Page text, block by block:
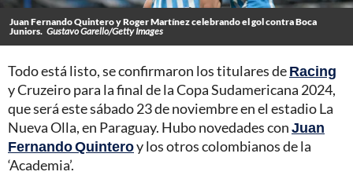
Juan Fernando Quintero y Roger Martínez celebrando el gol contra Boca
Juniors. Gustavo Garello/Getty Images
Todo está listo, se confirmaron los titulares deRacing
y Cruzeiro para la final de la Copa Sudamericana 2024,
que será este sábado 23 de noviembre en el estadio La
Nueva Olla, en Paraguay. Hubo novedades conJuan
Fernando Quinteroy los otros colombianos de la
‘Academia’.